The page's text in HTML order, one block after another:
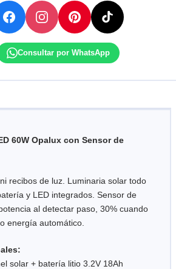
Consultar por WhatsApp
60W Opalux con Sensor de
recibos de luz. Luminaria solar todo
y LED integrados. Sensor de
al detectar paso, 30% cuando
energía automático.
solar + batería litio 3.2V 18Ah